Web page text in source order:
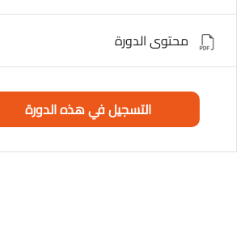
محتوى الدورة
التسجيل في هذه الدورة